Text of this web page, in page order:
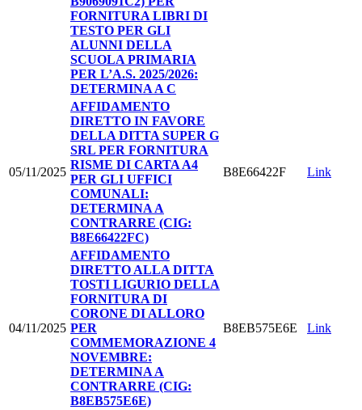
FORNITURA LIBRI DI
TESTO PER GLI
ALUNNI DELLA
SCUOLA PRIMARIA
PER L’A.S. 2025/2026:
DETERMINA A C
05/11/2025
AFFIDAMENTO
DIRETTO IN FAVORE
DELLA DITTA SUPER G
SRL PER FORNITURA
RISME DI CARTA A4
PER GLI UFFICI
COMUNALI:
DETERMINA A
CONTRARRE (CIG:
B8E66422FC)
B8E66422F Link
04/11/2025
AFFIDAMENTO
DIRETTO ALLA DITTA
TOSTI LIGURIO DELLA
FORNITURA DI
CORONE DI ALLORO
PER
COMMEMORAZIONE 4
NOVEMBRE:
DETERMINA A
CONTRARRE (CIG:
B8EB575E6E)
B8EB575E6E Link